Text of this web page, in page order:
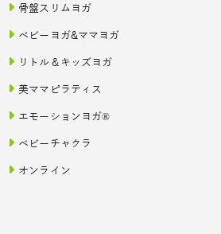
骨盤スリムヨガ
ベビーヨガ&ママヨガ
リトル＆キッズヨガ
美ママピラティス
エモーションヨガ®
ベビーチャクラ
オンライン